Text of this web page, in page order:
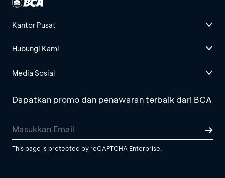
Kantor Pusat
Hubungi Kami
Media Sosial
Dapatkan promo dan penawaran terbaik dari BCA
This page is protected by reCAPTCHA Enterprise.